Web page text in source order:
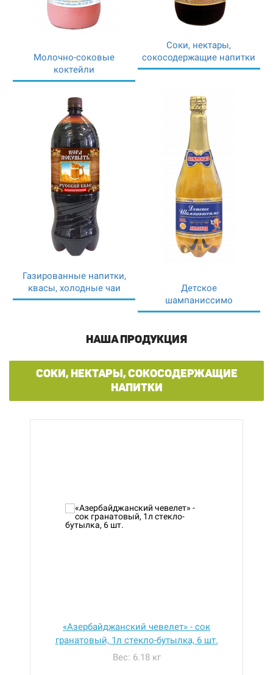
Молочно-соковые
коктейли
Соки, нектары,
сокосодержащие напитки
Газированные напитки,
квасы, холодные чаи
Детское
шампаниссимо
НАША ПРОДУКЦИЯ
СОКИ, НЕКТАРЫ, СОКОСОДЕРЖАЩИЕ
НАПИТКИ
«Азербайджанский чевелет» - сок
гранатовый, 1л стекло-бутылка, 6 шт.
Вес: 6.18 кг